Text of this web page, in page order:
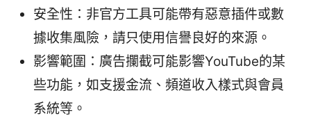
安全性：非官方工具可能帶有惡意插件或數
據收集風險，請只使用信譽良好的來源。
影響範圍：廣告攔截可能影響YouTube的某
些功能，如支援金流、頻道收入樣式與會員
系統等。